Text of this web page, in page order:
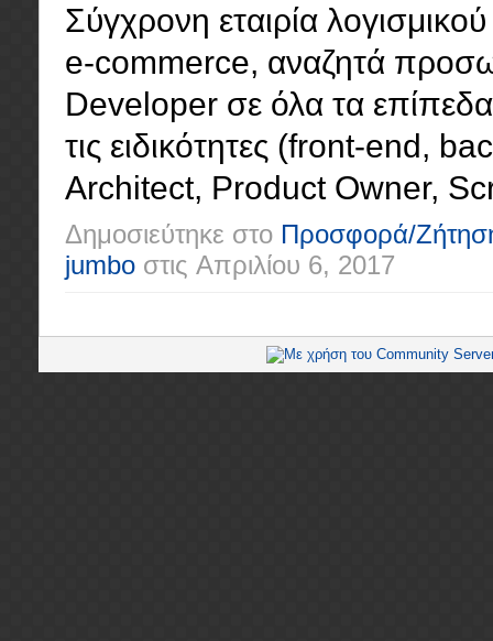
Σύγχρονη εταιρία
e-commerce, αναζητά
Developer σε όλα τα
τις ειδικότητες (front-end,
Architect, Product Owner,
Δημοσιεύτηκε στο Προσφορά/
jumbo στις Απριλίου 6, 2017